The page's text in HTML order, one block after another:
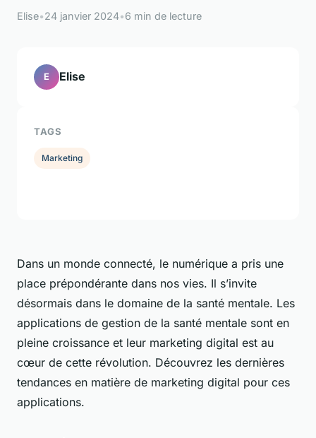
Elise•24 janvier 2024•6 min de lecture
Dans un monde connecté, le numérique a pris une
place prépondérante dans nos vies. Il s’invite
désormais dans le domaine de la santé mentale. Les
applications de gestion de la santé mentale sont en
pleine croissance et leur marketing digital est au
cœur de cette révolution. Découvrez les dernières
tendances en matière de marketing digital pour ces
applications.
E Elise
TAGS
Marketing